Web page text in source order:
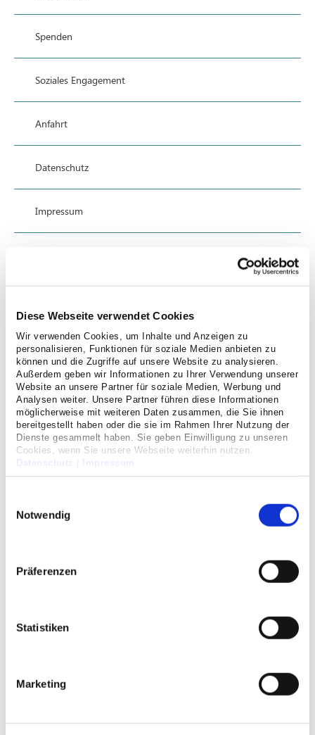
Diese Webseite verwendet Cookies
Wir verwenden Cookies, um Inhalte und Anzeigen zu
personalisieren, Funktionen für soziale Medien anbieten zu
können und die Zugriffe auf unsere Website zu analysieren.
Außerdem geben wir Informationen zu Ihrer Verwendung unserer
Website an unsere Partner für soziale Medien, Werbung und
Analysen weiter. Unsere Partner führen diese Informationen
möglicherweise mit weiteren Daten zusammen, die Sie ihnen
bereitgestellt haben oder die sie im Rahmen Ihrer Nutzung der
Dienste gesammelt haben. Sie geben Einwilligung zu unseren
Cookies, wenn Sie unsere Webseite weiterhin nutzen.
Datenschutz
Impressum
Notwendig
Präferenzen
Statistiken
Marketing
Spenden
Soziales Engagement
Anfahrt
Datenschutz
Impressum
Neue Sektion
Wirbelsäulenchirurgie
erweitert orthopädisches
10/01/2018